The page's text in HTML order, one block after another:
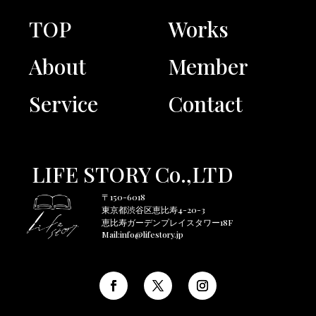
TOP
About
Service
Works
Member
Contact
LIFE STORY Co.,LTD
〒150-6018
東京都渋谷区恵比寿4-20-3
恵比寿ガーデンプレイスタワー18F
Mail:info@lifestory.jp